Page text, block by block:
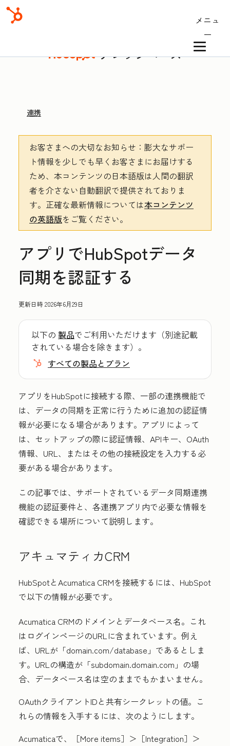
メニュ
ー
ナレッジベース
連携
お客さまへの大切なお知らせ ：膨大なサポー
ト情報を少しでも早くお客さまにお届けする
ため、本コンテンツの日本語版は人間の翻訳
者を介さない自動翻訳で提供されておりま
す。 正確な最新情報については本コンテンツ
の英語版をご覧ください。
アプリでHubSpotデータ
同期を認証する
更新日時2026年6月29日
以下の 製品でご利用いただけます（別途記載
されている場合を除きます）。
すべての製品とプラン
アプリをHubSpotに接続する際、一部の連携機能で
は、データの同期を正常に行うために追加の認証情
報が必要になる場合があります。アプリによって
は、セットアップの際に認証情報、APIキー、OAuth
情報、URL、またはその他の接続設定を入力する必
要がある場合があります。
この記事では、サポートされているデータ同期連携
機能の認証要件と、各連携アプリ内で必要な情報を
確認できる場所について説明します。
アキュマティカCRM
HubSpotとAcumatica CRMを接続するには、HubSpot
で以下の情報が必要です。
Acumatica CRMのドメインとデータベース名。これ
はログインページのURLに含まれています。例え
ば、URLが「domain.com/database」 であるとしま
す。URLの構造が「subdomain.domain.com」 の場
合、データベース名は空のままでもかまいません。
OAuthクライアントIDと共有シークレットの値。こ
れらの情報を入手するには、次のようにします。
Acumaticaで、［More items］ ＞［Integration］ ＞